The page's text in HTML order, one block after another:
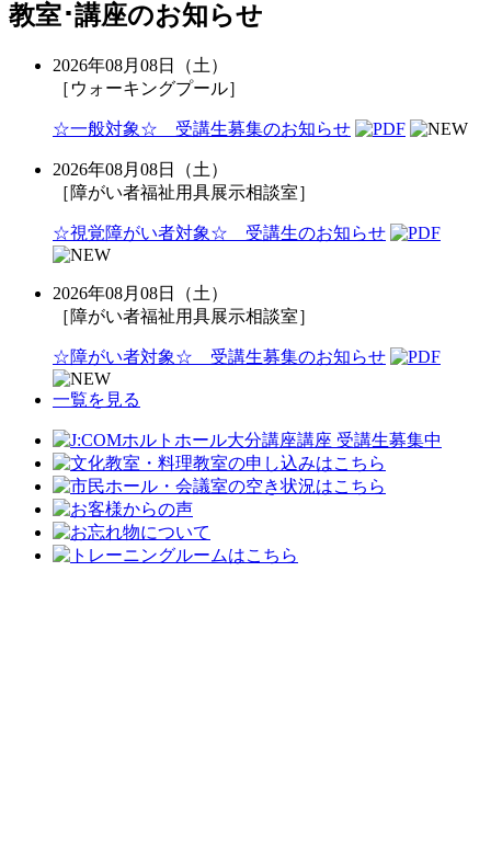
教室･講座のお知らせ
2026年08月08日（土）
［ウォーキングプール］
☆一般対象☆ 受講生募集のお知らせ
2026年08月08日（土）
［障がい者福祉用具展示相談室］
☆視覚障がい者対象☆ 受講生のお知らせ
2026年08月08日（土）
［障がい者福祉用具展示相談室］
☆障がい者対象☆ 受講生募集のお知らせ
一覧を見る